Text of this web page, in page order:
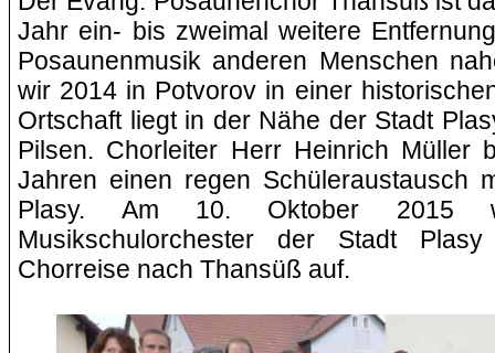
Jahr ein- bis zweimal weitere
Posaunenmusik anderen Menschen
wir 2014 in Potvorov in einer
Ortschaft liegt in der Nähe der Stadt
Pilsen. Chorleiter Herr Heinrich Müller
Jahren einen regen Schüleraustausch
Plasy. Am 10. Oktober 2015
Musikschulorchester der Stadt Plasy
Chorreise nach Thansüß auf.